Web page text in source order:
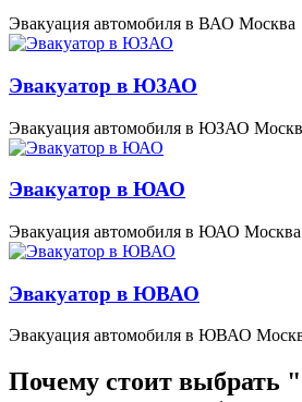
Эвакуация автомобиля в ВАО Москва
Эвакуатор в ЮЗАО
Эвакуация автомобиля в ЮЗАО
Эвакуатор в ЮАО
Эвакуация автомобиля в ЮАО Москва
Эвакуатор в ЮВАО
Эвакуация автомобиля в ЮВАО
Почему стоит выбрать